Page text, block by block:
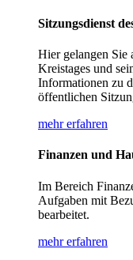
Sitzungsdienst
Hier gelangen Sie
Kreistages und
Informationen zu
öffentlichen
mehr erfahren
Finanzen und
Im Bereich
Aufgaben mit
bearbeitet.
mehr erfahren